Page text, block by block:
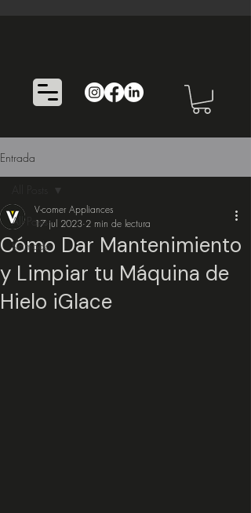
Entrada
All Posts
Kamado
Cómo Dar Mantenimiento
y Limpiar tu Máquina de
Hielo iGlace
V-comer Appliances
17 jul 2023 2 min de lectura